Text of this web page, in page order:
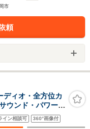
市
頼
ィオ・全方位カ
ウンド・パワーバ
ヒーター(全席)・
リングヒーター
イン相談可 360°画像付